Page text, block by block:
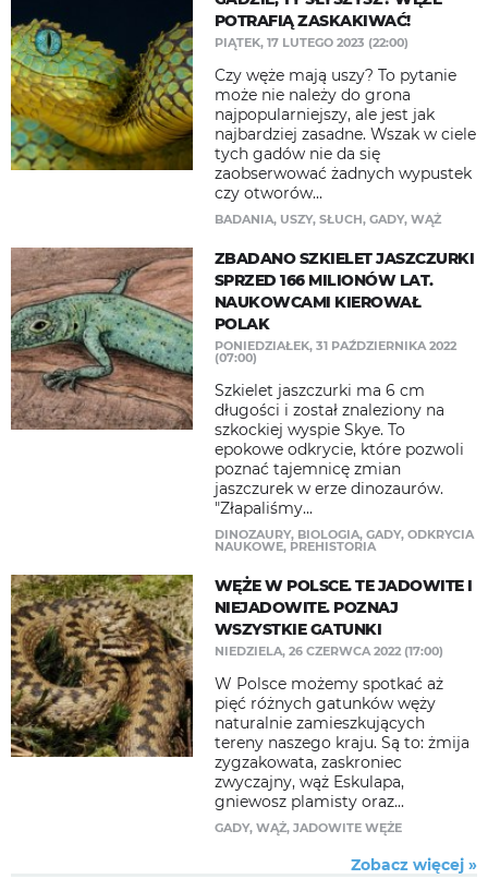
POTRAFIĄ ZASKAKIWAĆ!
PIĄTEK, 17 LUTEGO 2023 (22:00)
Czy węże mają uszy? To pytanie
może nie należy do grona
najpopularniejszy, ale jest jak
najbardziej zasadne. Wszak w ciele
tych gadów nie da się
zaobserwować żadnych wypustek
czy otworów...
BADANIA, USZY, SŁUCH, GADY, WĄŻ
ZBADANO SZKIELET JASZCZURKI
SPRZED 166 MILIONÓW LAT.
NAUKOWCAMI KIEROWAŁ
POLAK
PONIEDZIAŁEK, 31 PAŹDZIERNIKA 2022
(07:00)
Szkielet jaszczurki ma 6 cm
długości i został znaleziony na
szkockiej wyspie Skye. To
epokowe odkrycie, które pozwoli
poznać tajemnicę zmian
jaszczurek w erze dinozaurów.
"Złapaliśmy...
DINOZAURY, BIOLOGIA, GADY, ODKRYCIA
NAUKOWE, PREHISTORIA
WĘŻE W POLSCE. TE JADOWITE I
NIEJADOWITE. POZNAJ
WSZYSTKIE GATUNKI
NIEDZIELA, 26 CZERWCA 2022 (17:00)
W Polsce możemy spotkać aż
pięć różnych gatunków węży
naturalnie zamieszkujących
tereny naszego kraju. Są to: żmija
zygzakowata, zaskroniec
zwyczajny, wąż Eskulapa,
gniewosz plamisty oraz...
GADY, WĄŻ, JADOWITE WĘŻE
Zobacz więcej »